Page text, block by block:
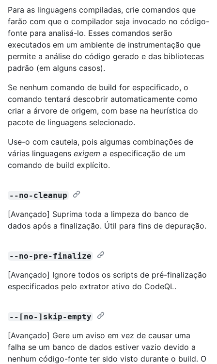
Para as linguagens compiladas, crie comandos que
farão com que o compilador seja invocado no código-
fonte para analisá-lo. Esses comandos serão
executados em um ambiente de instrumentação que
permite a análise do código gerado e das bibliotecas
padrão (em alguns casos).
Se nenhum comando de build for especificado, o
comando tentará descobrir automaticamente como
criar a árvore de origem, com base na heurística do
pacote de linguagens selecionado.
Use-o com cautela, pois algumas combinações de
várias linguagens exigem a especificação de um
comando de build explícito.
--no-cleanup
[Avançado] Suprima toda a limpeza do banco de
dados após a finalização. Útil para fins de depuração.
--no-pre-finalize
[Avançado] Ignore todos os scripts de pré-finalização
especificados pelo extrator ativo do CodeQL.
--[no-]skip-empty
[Avançado] Gere um aviso em vez de causar uma
falha se um banco de dados estiver vazio devido a
nenhum código-fonte ter sido visto durante o build. O